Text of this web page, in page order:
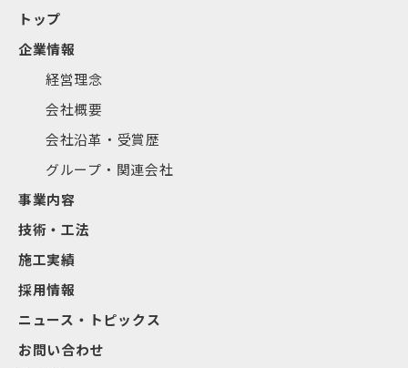
トップ
企業情報
経営理念
会社概要
会社沿革・受賞歴
グループ・関連会社
事業内容
技術・工法
施工実績
採用情報
ニュース・トピックス
お問い合わせ